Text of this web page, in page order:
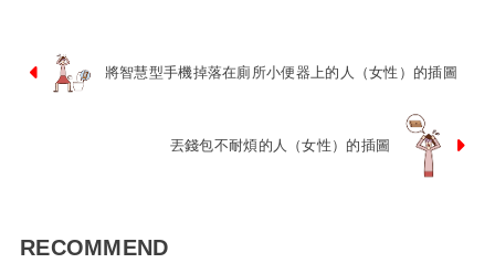
將智慧型手機掉落在廁所小便器上的人（女性）的插圖
丟錢包不耐煩的人（女性）的插圖
RECOMMEND